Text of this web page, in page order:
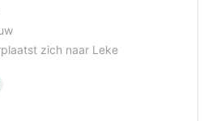
zich naar Leke